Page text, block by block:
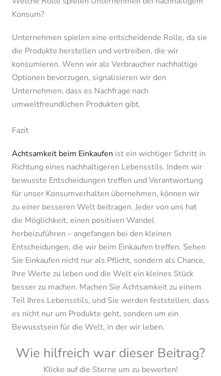
Konsum?
Unternehmen spielen eine entscheidende Rolle, da sie
die Produkte herstellen und vertreiben, die wir
konsumieren. Wenn wir als Verbraucher nachhaltige
Optionen bevorzugen, signalisieren wir den
Unternehmen, dass es Nachfrage nach
umweltfreundlichen Produkten gibt.
Fazit
Achtsamkeit beim Einkaufen ist ein wichtiger Schritt in
Richtung eines nachhaltigeren Lebensstils. Indem wir
bewusste Entscheidungen treffen und Verantwortung
für unser Konsumverhalten übernehmen, können wir
zu einer besseren Welt beitragen. Jeder von uns hat
die Möglichkeit, einen positiven Wandel
herbeizuführen – angefangen bei den kleinen
Entscheidungen, die wir beim Einkaufen treffen. Sehen
Sie Einkaufen nicht nur als Pflicht, sondern als Chance,
Ihre Werte zu leben und die Welt ein kleines Stück
besser zu machen. Machen Sie Achtsamkeit zu einem
Teil Ihres Lebensstils, und Sie werden feststellen, dass
es nicht nur um Produkte geht, sondern um ein
Bewusstsein für die Welt, in der wir leben.
Wie hilfreich war dieser Beitrag?
Klicke auf die Sterne um zu bewerten!